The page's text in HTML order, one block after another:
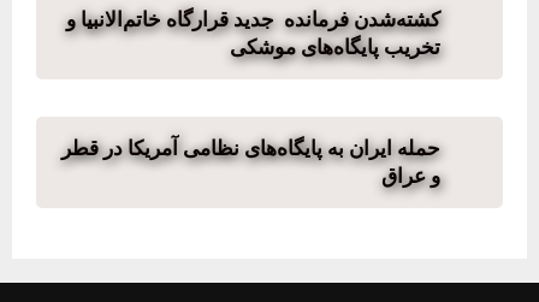
کشته‌شدن فرمانده جدید قرارگاه خاتم‌الانبیا و
تخریب پایگاه‌های موشکی
حمله ایران به پایگاه‌های نظامی آمریکا در قطر
و عراق